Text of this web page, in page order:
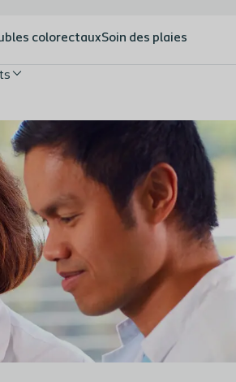
colorectauxSoin des plaies